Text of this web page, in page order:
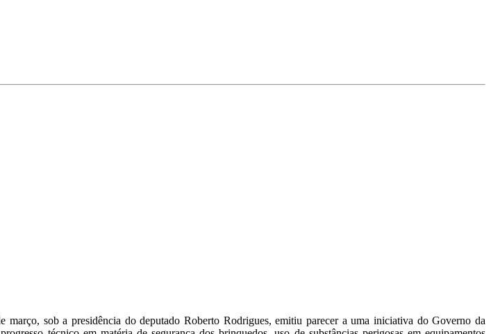
sob a presidência do deputado Roberto Rodrigues, emitiu parecer a uma iniciativa do Governo da